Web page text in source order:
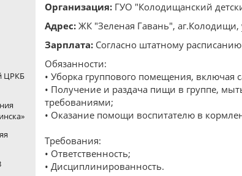
ЦРКБ
Организация: ГУО "Колодищанский
Адрес: ЖК "Зеленая Гавань", аг.Колодищи,
Зарплата: Согласно штатному расписанию
Обязанности:
• Уборка группового помещения, включая
• Получение и раздача пищи в группе,
требованиями;
• Оказание помощи воспитателю в
Требования:
• Ответственность;
• Дисциплинированность.